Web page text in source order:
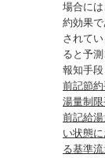
場合に
約効果
されて
ると予
報知手段
前記節
湯量制限
前記給
い状態
る基準流